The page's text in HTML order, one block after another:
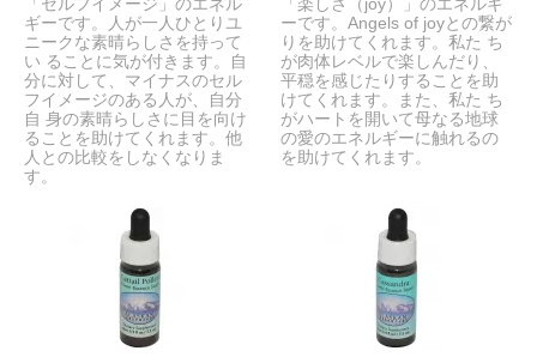
「セルフイメージ」のエネル
ギーです。人が一人ひとりユ
ニークな素晴らしさを持って
い ることに気が付きます。自
分に対して、マイナスのセル
フイメージのある人が、自分
自 身の素晴らしさに目を向け
ることを助けてくれます。他
人との比較をしなくなりま
す。
「楽しさ（joy）」のエネルギ
ーです。Angels of joyとの繋が
りを助けてくれます。私た ち
が肉体レベルで楽しんだり、
平穏を感じたりすることを助
けてくれます。また、私た ち
がハートを開いて母なる地球
の愛のエネルギーに触れるの
を助けてくれます。